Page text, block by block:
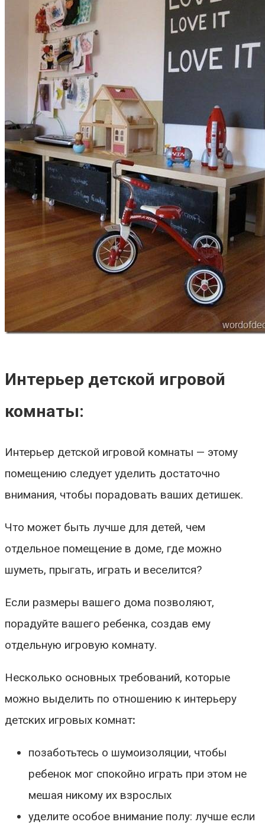
Интерьер детской игровой
комнаты:
Интерьер детской игровой комнаты — этому
помещению следует уделить достаточно
внимания, чтобы порадовать ваших детишек.
Что может быть лучше для детей, чем
отдельное помещение в доме, где можно
шуметь, прыгать, играть и веселится?
Если размеры вашего дома позволяют,
порадуйте вашего ребенка, создав ему
отдельную игровую комнату.
Несколько основных требований, которые
можно выделить по отношению к интерьеру
детских игровых комнат:
позаботьтесь о шумоизоляции, чтобы
ребенок мог спокойно играть при этом не
мешая никому их взрослых
уделите особое внимание полу: лучше если